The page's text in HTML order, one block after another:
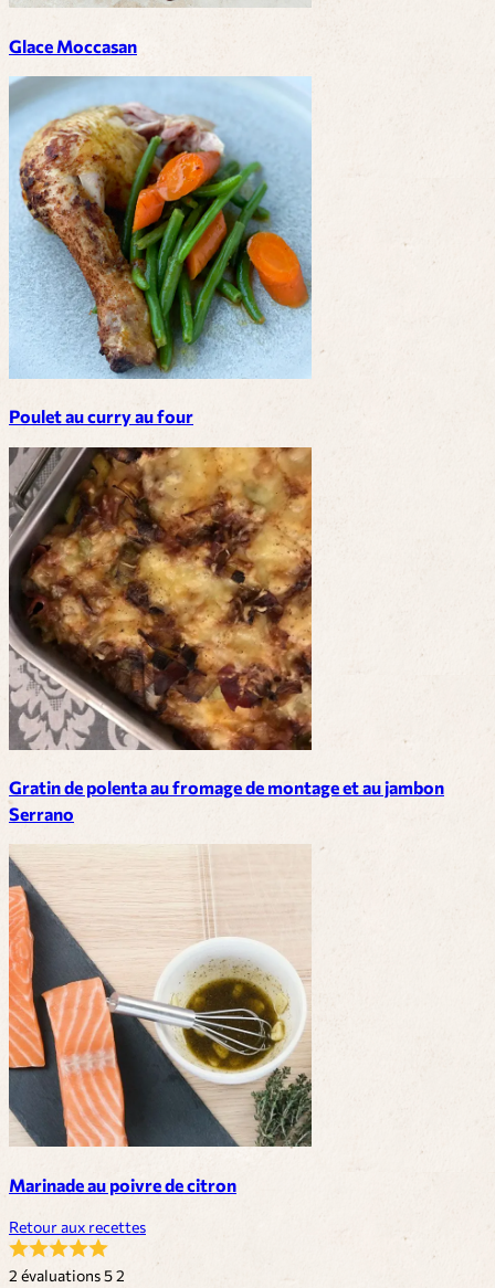
Glace Moccasan
Poulet au curry au four
Gratin de polenta au fromage de montage et au jambon
Serrano
Marinade au poivre de citron
Retour aux recettes
2 évaluations52